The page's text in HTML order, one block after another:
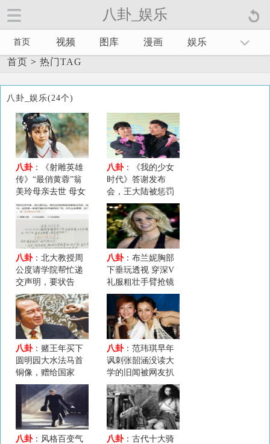
八卦_娱乐
首页 视频 图库 漫画
娱乐
首页 > 热门TAG
八卦_娱乐(24个)
八卦：《射雕英雄
传》“最俏黄蓉”翁
美玲母亲去世 母女
将合葬英国剑桥
八卦：《我的少女
时代》答谢发布
会，王大陆被惩罚
与李玉玺玩公主
抱。
八卦：北大教授周
公度请学院帮忙递
交声明，要状告
CCTV8
八卦：布兰妮胸部
下垂玩透视 穿深V
礼服粗壮手臂抢镜
八卦：赌王年买下
圆明园大水法马首
铜像，赠给国家
八卦：范玮琪早年
讽刺张韶涵没读大
学的旧闻被网友扒
出
八卦：风格百变气
八卦：古代十大骑